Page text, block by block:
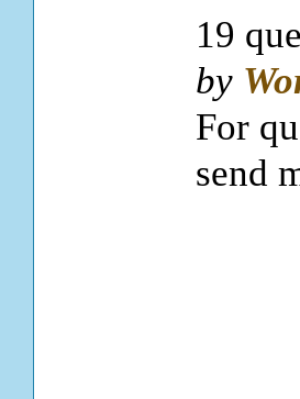
19
by
For
send